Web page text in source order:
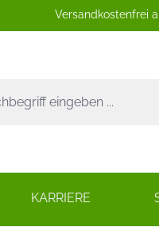
Versandkostenfrei
KARRIERE